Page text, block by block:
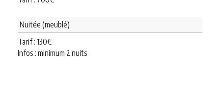
Nuitée (meublé)
Tarif : 130€
Infos : minimum 2 nuits